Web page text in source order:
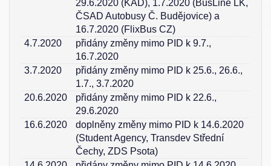
29.6.2020 (KAD), 1.7.2020 (BusLine LK,
ČSAD Autobusy Č. Budějovice) a
16.7.2020 (FlixBus CZ)
4.7.2020
přidány změny mimo PID k 9.7.,
16.7.2020
3.7.2020
přidány změny mimo PID k 25.6., 26.6.,
1.7., 3.7.2020
20.6.2020
přidány změny mimo PID k 22.6.,
29.6.2020
16.6.2020
doplněny změny mimo PID k 14.6.2020
(Student Agency, Transdev Střední
Čechy, ZDS Psota)